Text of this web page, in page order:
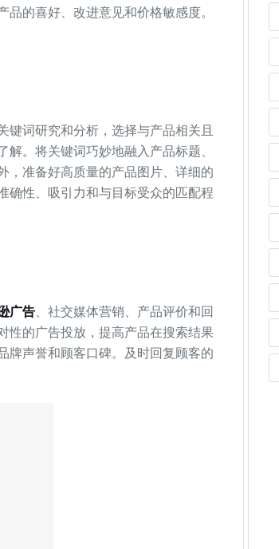
的喜好、改进意见和价格敏感度。
键词研究和分析，选择与产品相关且
。将关键词巧妙地融入产品标题、
，准备好高质量的产品图片、详细的
确性、吸引力和与目标受众的匹配程
广告、社交媒体营销、产品评价和回
性的广告投放，提高产品在搜索结果
牌声誉和顾客口碑。及时回复顾客的